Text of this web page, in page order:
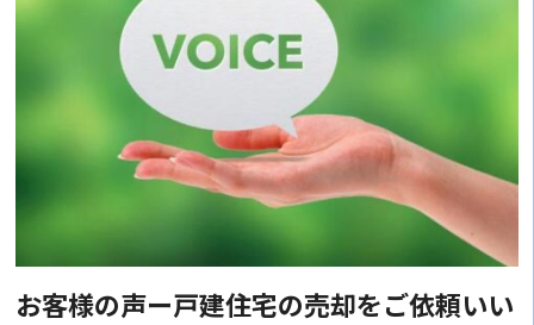
お客様の声ー戸建住宅の売却をご依頼いい